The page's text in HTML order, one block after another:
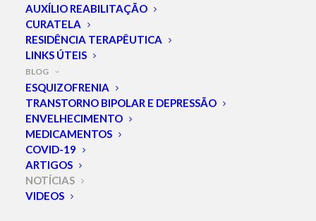
AUXÍLIO REABILITAÇÃO
CURATELA
RESIDÊNCIA TERAPÊUTICA
LINKS ÚTEIS
BLOG
ESQUIZOFRENIA
TRANSTORNO BIPOLAR E DEPRESSÃO
ENVELHECIMENTO
MEDICAMENTOS
COVID-19
ARTIGOS
NOTÍCIAS
VIDEOS